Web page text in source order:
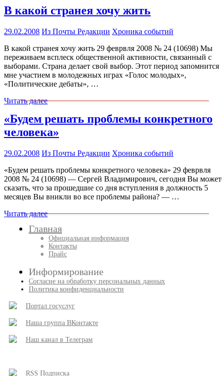
В какой странея хочу жить
29.02.2008 Из Почты Редакции Хроника событий
В какой странея хочу жить 29 феврвля 2008 № 24 (10698) Мы
переживаем всплеск общественной активности, связанный с
выборами. Страна делает свой выбор. Этот период запомнится
мне участием в молодежных играх «Голос молодых»,
«Политические дебаты», …
Читать далее
«Будем решать проблемы конкретного
человека»
29.02.2008 Из Почты Редакции Хроника событий
«Будем решать проблемы конкретного человека» 29 феврвля
2008 № 24 (10698) — Cергей Владимирович, сегодня Вы
сказать, что за прошедшие со дня вступления в должность 5
месяцев Вы вникли во все проблемы района? — …
Читать далее
Главная
Официальная информация
Контакты
Прайс
Информирование
Согласие на обработку персональных данных
Политика конфиденциальности
Портал госуслуг
Наша группа ВКонтакте
Наш канал в Телеграм
RSS Подписка